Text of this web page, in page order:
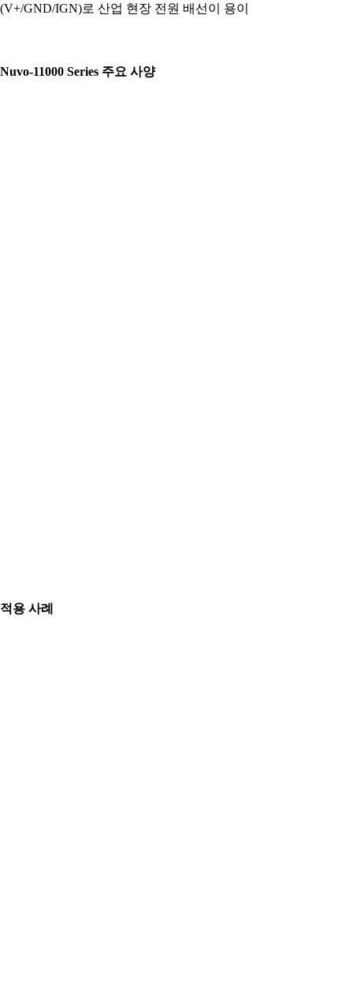
(V+/GND/IGN)로 산업 현장 전원 배선이 용이
Nuvo-11000 Series 주요 사양
적용 사례